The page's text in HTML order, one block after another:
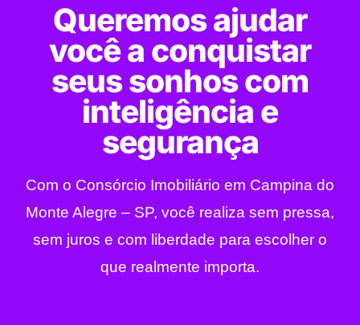
Queremos ajudar
você a conquistar
seus sonhos com
inteligência e
segurança
Com o Consórcio Imobiliário em Campina do
Monte Alegre – SP, você realiza sem pressa,
sem juros e com liberdade para escolher o
que realmente importa.